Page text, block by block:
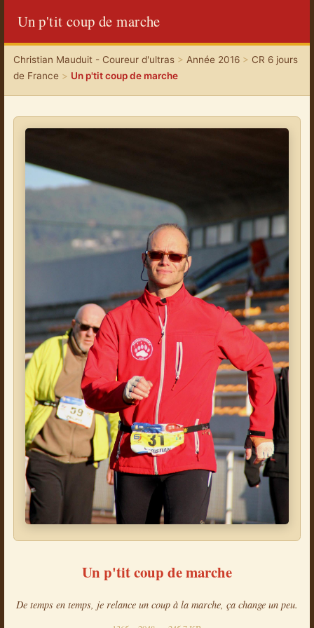
Un p'tit coup de marche
Christian Mauduit - Coureur d'ultras> Année 2016> CR 6 jours
de France > Un p'tit coup de marche
Un p'tit coup de marche
De temps en temps, je relance un coup à la marche, ça change un peu.